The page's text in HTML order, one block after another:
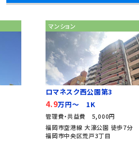
マンション
ロマネスク西公園第3
4.9万円～ 1K
管理費・共益費 5,000円
福岡市空港線 大濠公園 徒歩7分
福岡市中央区荒戸3丁目